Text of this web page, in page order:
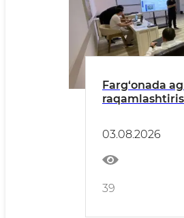
Farg‘onada
03.08.2026
39